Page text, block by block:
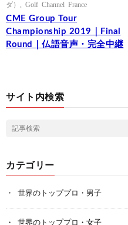
ダ）
Golf Channel France
CME Group Tour
Championship 2019｜Final
Round｜仏語音声・完全中継
サイト内検索
カテゴリー
世界のトッププロ・男子
世界のトッププロ・女子